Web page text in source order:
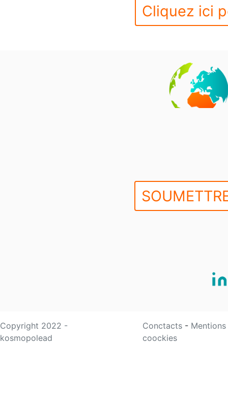
Cliquez ici
Copyright 2022 -
kosmopolead
Conctacts -
coockies